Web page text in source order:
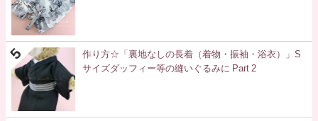
作り方☆「裏地なしの長着（着物・振袖・浴衣）」S
サイズダッフィー等の縫いぐるみに Part 2